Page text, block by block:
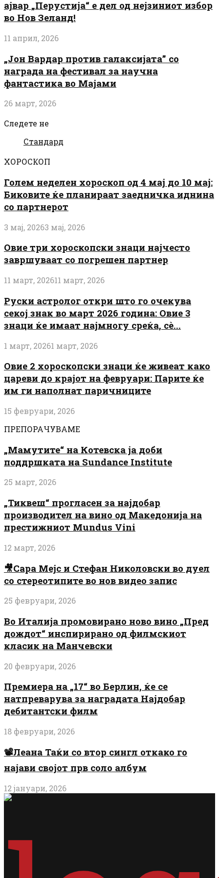
ајвар „Перустија“ е дел од нејзиниот избор
во Нов Зеланд!
11 април, 2026
„Јон Вардар против галаксијата” со
награда на фестивал за научна
фантастика во Мајами
26 март, 2026
Следете не
Стандард
ХОРОСКОП
Голем неделен хороскоп од 4 мај до 10 мај:
Биковите ќе планираат заедничка иднина
со партнерот
3 мај, 20263 мај, 2026
Овие три хороскопски знаци најчесто
завршуваат со погрешен партнер
11 март, 202611 март, 2026
Руски астролог откри што го очекува
секој знак во март 2026 година: Овие 3
знаци ќе имаат најмногу среќа, сè...
1 март, 20261 март, 2026
Овие 2 хороскопски знаци ќе живеат како
цареви до крајот на февруари: Парите ќе
им ги наполнат паричниците
15 февруари, 2026
ПРЕПОРАЧУВАМЕ
„Мамутите“ на Котевска ја доби
поддршката на Sundance Institute
25 март, 2026
„Тиквеш“ прогласен за најдобар
производител на вино од Македонија на
престижниот Mundus Vini
12 март, 2026
🎥Сара Мејс и Стефан Николовски во дуел
со стереотипите во нов видео запис
25 февруари, 2026
Во Италија промовирано ново вино „Пред
дождот“ инспирирано од филмскиот
класик на Манчевски
20 февруари, 2026
Премиера на „17“ во Берлин, ќе се
натпреварува за наградата Најдобар
дебитантски филм
18 февруари, 2026
📽️Леана Таќи со втор сингл откако го
најави својот прв соло албум
12 јануари, 2026